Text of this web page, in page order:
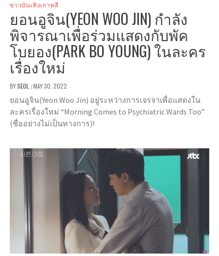
ข่าวบันเทิงเกาหลี
ยอนอูจิน(YEON WOO JIN) กำลัง
พิจารณาเพื่อร่วมแสดงกับพัค
โบยอง(PARK BO YOUNG) ในละคร
เรื่องใหม่
BYSEOL /MAY 30, 2022
ยอนอูจิน(Yeon Woo Jin) อยู่ระหว่างการเจรจาเพื่อแสดงใน
ละครเรื่องใหม่ “Morning Comes to Psychiatric Wards Too”
(ชื่ออย่างไม่เป็นทางการ)!